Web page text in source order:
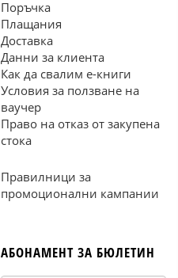
Поръчка
Плащания
Доставка
Данни за клиента
Как да свалим е-книги
Условия за ползване на
ваучер
Право на отказ от закупена
стока
Правилници за
промоционални кампании
АБОНАМЕНТ ЗА БЮЛЕТИН